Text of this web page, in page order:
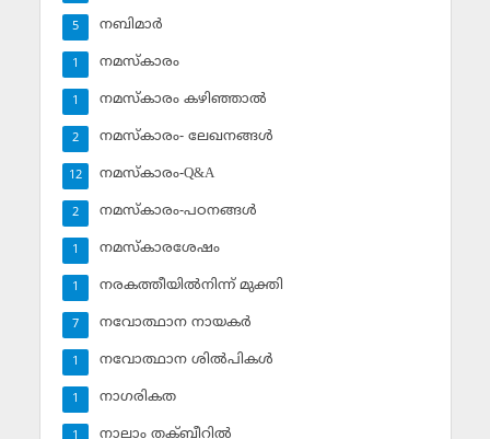
നബിമാര്‍
5
നമസ്‌കാരം
1
നമസ്‌കാരം കഴിഞ്ഞാല്‍
1
നമസ്‌കാരം- ലേഖനങ്ങള്‍
2
നമസ്‌കാരം-Q&A
12
നമസ്‌കാരം-പഠനങ്ങള്‍
2
നമസ്‌കാരശേഷം
1
നരകത്തീയില്‍നിന്ന് മുക്തി
1
നവോത്ഥാന നായകര്‍
7
നവോത്ഥാന ശില്‍പികള്‍
1
നാഗരികത
1
നാലാം തക്ബീറില്‍
1